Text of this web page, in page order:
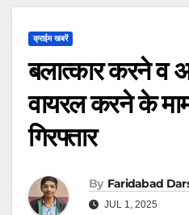
क्राईम खबरें
बलात्कार करने व
वायरल करने के
गिरफ्तार
By Faridabad
JUL 1, 2025